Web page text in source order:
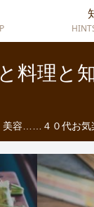
料理と
容……４０代お気